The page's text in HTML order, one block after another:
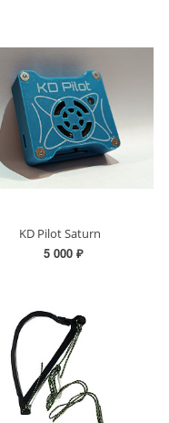
KD Pilot Saturn
5 000 ₽